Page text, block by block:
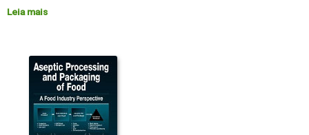
Leia mais